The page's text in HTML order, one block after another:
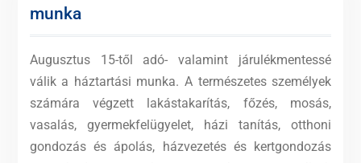
munka
Augusztus 15-től adó- valamint járulékmentessé
válik a háztartási munka. A természetes személyek
számára végzett lakástakarítás, főzés, mosás,
vasalás, gyermekfelügyelet, házi tanítás, otthoni
gondozás és ápolás, házvezetés és kertgondozás